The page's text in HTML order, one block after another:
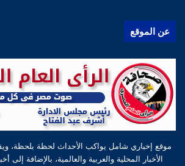
عن الموقع
موقع إخباري شامل يواكب الأحداث لحظة بلحظة،
الأخبار المحلية والعربية والعالمية، بالإضافة إلى